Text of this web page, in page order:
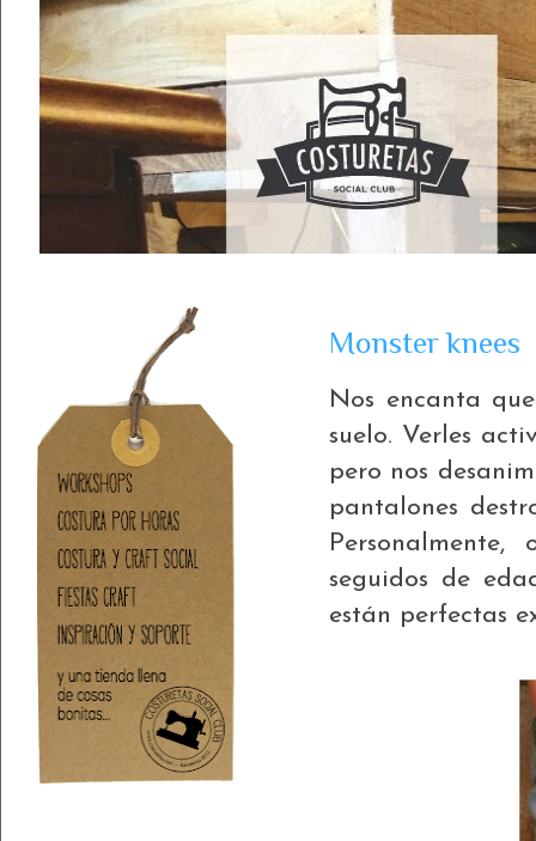
Monster knees
Nos encanta
suelo. Verles
pero nos
pantalones
seguidos de
están perfectas